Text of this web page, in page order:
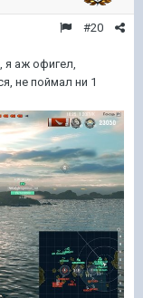
#20
я аж офигел,
не поймал ни 1